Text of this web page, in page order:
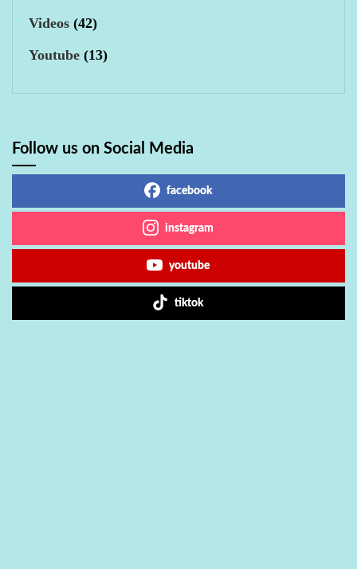
Videos (42)
Youtube (13)
Follow us on Social Media
facebook
instagram
youtube
tiktok